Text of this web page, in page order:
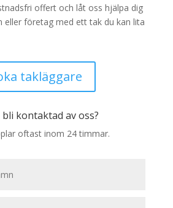
offert och låt oss hjälpa dig
eller företag med ett tak du kan lita
takläggare
bli kontaktad av oss?
oftast inom 24 timmar.